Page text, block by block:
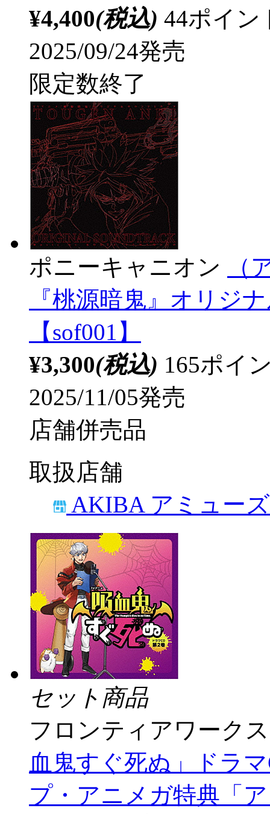
¥4,400(税込) 44ポイ
2025/09/24発売
限定数終了
ポニーキャニオン
（
『桃源暗鬼』オリジ
【sof001】
¥3,300(税込) 165ポイ
2025/11/05発売
店舗併売品
取扱店舗
AKIBA アミュー
セット商品
フロンティアワークス
血鬼すぐ死ぬ」ドラ
プ・アニメガ特典「